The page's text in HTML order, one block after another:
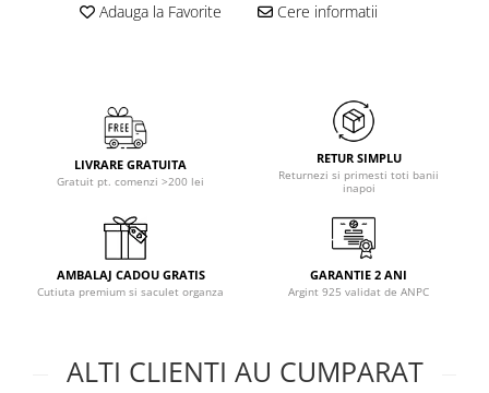
Adauga la Favorite Cere informatii
LIVRARE GRATUITA
Gratuit pt. comenzi >200 lei
RETUR SIMPLU
Returnezi si primesti toti banii
inapoi
AMBALAJ CADOU GRATIS
Cutiuta premium si saculet organza
GARANTIE 2 ANI
Argint 925 validat de ANPC
ALTI CLIENTI AU CUMPARAT